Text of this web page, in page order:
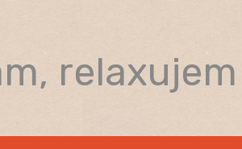
relaxujem